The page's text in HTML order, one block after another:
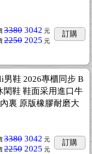
3380 3042 元
2250 2025 元
訂購
男鞋 2026專櫃同步 B
閑鞋 鞋面采用進口牛
裏 原版橡膠耐磨大
3380 3042 元
2250 2025 元
訂購